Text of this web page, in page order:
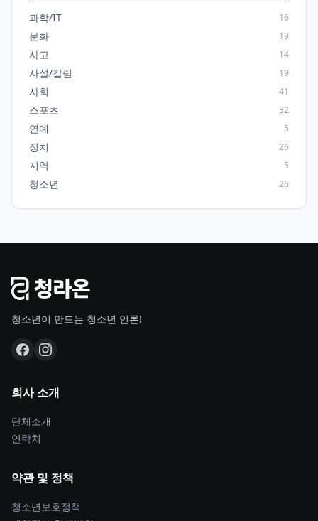
과학/IT 16
문화 19
사고 14
사설/칼럼 19
사회 41
스포츠 32
연예 5
정치 26
지역 5
청소년 26
청소년이 만드는 청소년 언론!
회사 소개
단체소개
연락처
약관 및 정책
청소년보호정책